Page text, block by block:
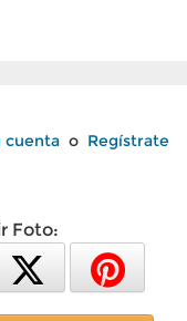
cuenta o Regístrate
Foto: